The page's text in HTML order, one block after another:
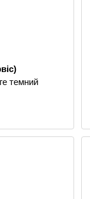
темний